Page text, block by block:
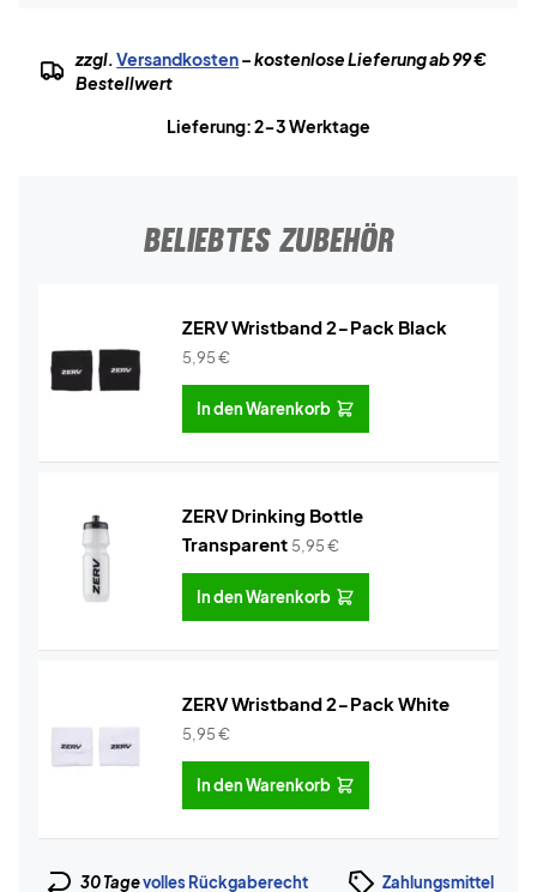
zzgl.Versandkosten– kostenlose Lieferung ab 99 €
Bestellwert
Lieferung: 2-3 Werktage
BELIEBTES ZUBEHÖR
ZERV Wristband 2-Pack Black
5,95€
In den Warenkorb
ZERV Drinking Bottle
Transparent 5,95€
In den Warenkorb
ZERV Wristband 2-Pack White
5,95€
In den Warenkorb
30 Tagevolles Rückgaberecht Zahlungsmittel